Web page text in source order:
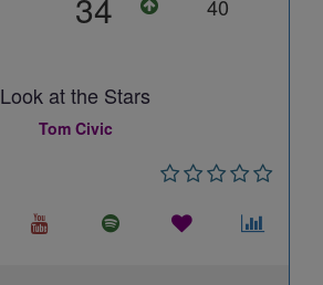
40
Look at the Stars
Tom Civic